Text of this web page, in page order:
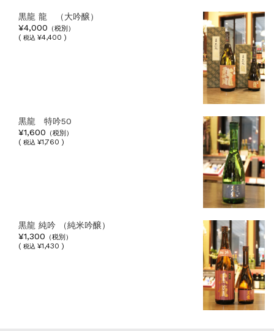
黒龍 龍 （大吟醸）
¥4,000 （税別）
( 税込 ¥4,400 )
黒龍 特吟50
¥1,600 （税別）
( 税込 ¥1,760 )
黒龍 純吟 （純米吟醸）
¥1,300 （税別）
( 税込 ¥1,430 )